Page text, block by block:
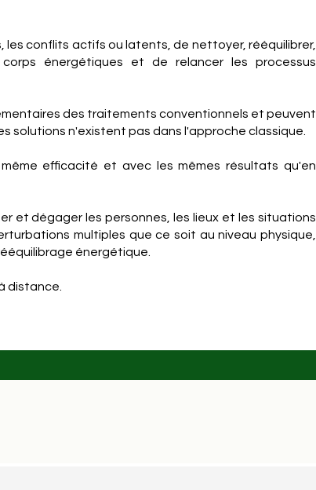
les conflits actifs ou latents, de nettoyer, rééquilibrer,
énergétiques et de relancer les processus
des traitements conventionnels et peuvent
solutions n'existent pas dans l'approche classique.
efficacité et avec les mêmes résultats qu'en
et dégager les personnes, les lieux et les situations
multiples que ce soit au niveau physique,
énergétique.
distance.